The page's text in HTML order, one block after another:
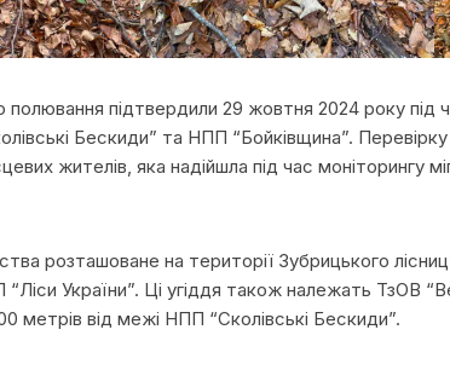
полювання підтвердили 29 жовтня 2024 року під
Бескиди” та НПП “Бойківщина”. Перевірку
жителів, яка надійшла під час моніторингу
розташоване на території Зубрицького
України”. Ці угіддя також належать ТзОВ
метрів від межі НПП “Сколівські Бескиди”.